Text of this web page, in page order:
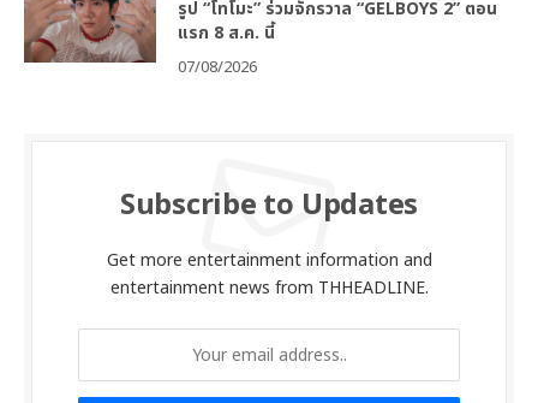
รูป “โทโมะ” ร่วมจักรวาล “GELBOYS 2” ตอน
แรก 8 ส.ค. นี้
07/08/2026
Subscribe to Updates
Get more entertainment information and
entertainment news from THHEADLINE.